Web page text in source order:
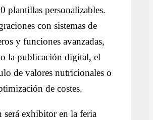
plantillas personalizables.
con sistemas de
y funciones avanzadas,
la publicación digital, el
de valores nutricionales o
de costes.
será exhibitor en la feria